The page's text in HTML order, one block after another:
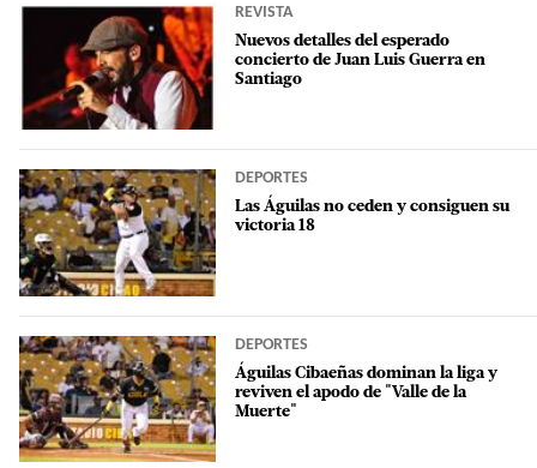
REVISTA
Nuevos detalles del esperado
concierto de Juan Luis Guerra en
Santiago
DEPORTES
Las Águilas no ceden y consiguen su
victoria 18
DEPORTES
Águilas Cibaeñas dominan la liga y
reviven el apodo de "Valle de la
Muerte"